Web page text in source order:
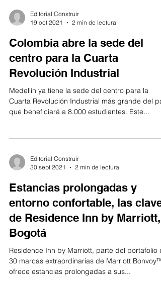
Editorial Construir
19 oct 2021
2 min de lectura
Colombia abre la sede del
centro para la Cuarta
Revolución Industrial
Medellín ya tiene la sede del centro para la
Cuarta Revolución Industrial más grande del
que beneficiará a 8.000 estudiantes. Este...
Editorial Construir
30 sept 2021
2 min de lectura
Estancias prolongadas y
entorno confortable, las
de Residence Inn by Marriott,
Bogotá
Residence Inn by Marriott, parte del portafolio
30 marcas extraordinarias de Marriott Bonvoy™,
ofrece estancias prolongadas a sus...